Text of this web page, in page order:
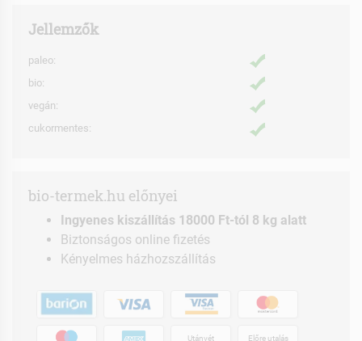
Jellemzők
paleo:
bio:
vegán:
cukormentes:
bio-termek.hu előnyei
Ingyenes kiszállítás 18000 Ft-tól 8 kg alatt
Biztonságos online fizetés
Kényelmes házhozszállítás
Utánvét Előre utalás